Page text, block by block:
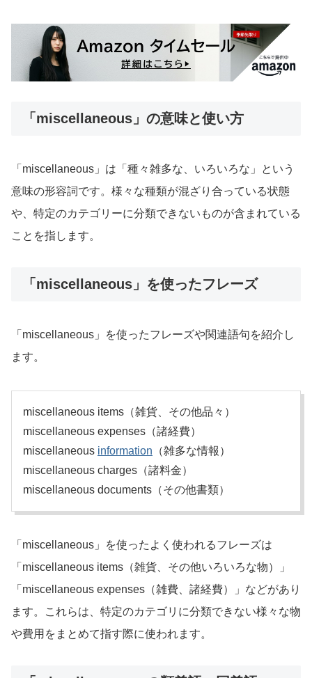
「miscellaneous」の意味と使い方
「miscellaneous」は「種々雑多な、いろいろな」という
意味の形容詞です。様々な種類が混ざり合っている状態
や、特定のカテゴリーに分類できないものが含まれている
ことを指します。
「miscellaneous」を使ったフレーズ
「miscellaneous」を使ったフレーズや関連語句を紹介し
ます。
miscellaneous items（雑貨、その他品々）
miscellaneous expenses（諸経費）
miscellaneous information （雑多な情報）
miscellaneous charges（諸料金）
miscellaneous documents（その他書類）
「miscellaneous」を使ったよく使われるフレーズは
「miscellaneous items（雑貨、その他いろいろな物）」
「miscellaneous expenses（雑費、諸経費）」などがあり
ます。これらは、特定のカテゴリに分類できない様々な物
や費用をまとめて指す際に使われます。